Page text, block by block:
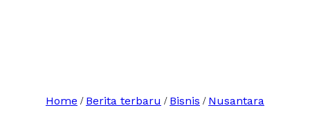
Home / Berita terbaru / Bisnis / Nusantara